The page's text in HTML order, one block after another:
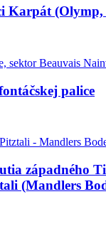
Karpát (Olymp,
palice
západného
(Mandlers